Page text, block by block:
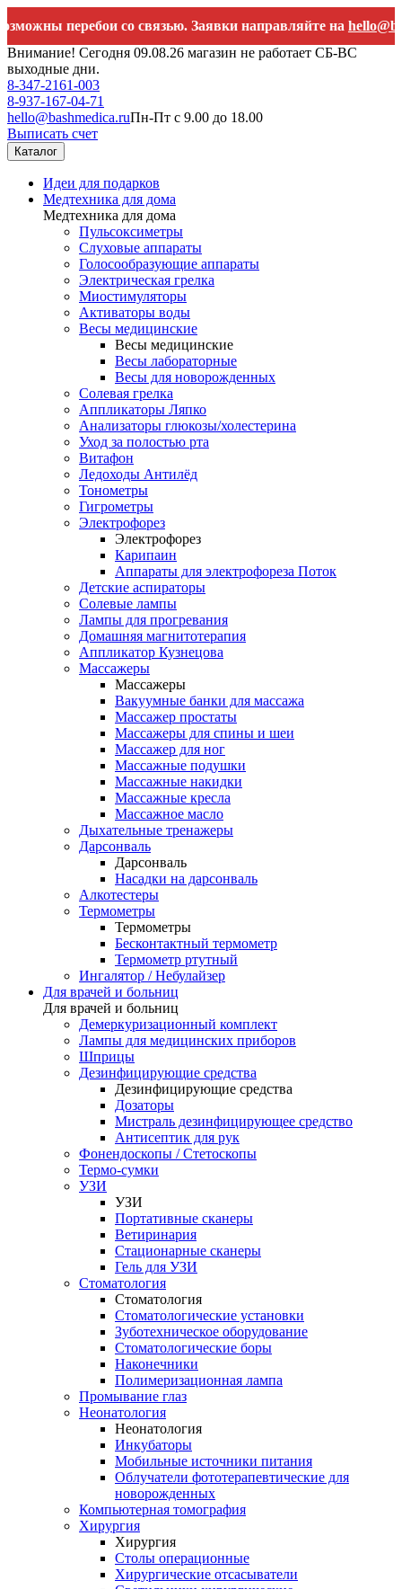
перебои со связью. Заявки направляйте на
Внимание! Сегодня 09.08.26 магазин не работает СБ-ВС
выходные дни.
8-347-2161-003
8-937-167-04-71
hello@bashmedica.ruПн-Пт с 9.00 до 18.00
Выписать счет
Каталог
Идеи для подарков
Медтехника для дома
Медтехника для дома
Пульсоксиметры
Слуховые аппараты
Голосообразующие аппараты
Электрическая грелка
Миостимуляторы
Активаторы воды
Весы медицинские
Весы медицинские
Весы лабораторные
Весы для новорожденных
Солевая грелка
Аппликаторы Ляпко
Анализаторы глюкозы/холестерина
Уход за полостью рта
Витафон
Ледоходы Антилёд
Тонометры
Гигрометры
Электрофорез
Электрофорез
Карипаин
Аппараты для электрофореза Поток
Детские аспираторы
Солевые лампы
Лампы для прогревания
Домашняя магнитотерапия
Аппликатор Кузнецова
Массажеры
Массажеры
Вакуумные банки для массажа
Массажер простаты
Массажеры для спины и шеи
Массажер для ног
Массажные подушки
Массажные накидки
Массажные кресла
Массажное масло
Дыхательные тренажеры
Дарсонваль
Дарсонваль
Насадки на дарсонваль
Алкотестеры
Термометры
Термометры
Бесконтактный термометр
Термометр ртутный
Ингалятор / Небулайзер
Для врачей и больниц
Для врачей и больниц
Демеркуризационный комплект
Лампы для медицинских приборов
Шприцы
Дезинфицирующие средства
Дезинфицирующие средства
Дозаторы
Мистраль дезинфицирующее средство
Антисептик для рук
Фонендоскопы / Стетоскопы
Термо-сумки
УЗИ
УЗИ
Портативные сканеры
Ветиринария
Стационарные сканеры
Гель для УЗИ
Стоматология
Стоматология
Стоматологические установки
Зуботехническое оборудование
Стоматологические боры
Наконечники
Полимеризационная лампа
Промывание глаз
Неонатология
Неонатология
Инкубаторы
Мобильные источники питания
Облучатели фототерапевтические для
новорожденных
Компьютерная томография
Хирургия
Хирургия
Столы операционные
Хирургические отсасыватели